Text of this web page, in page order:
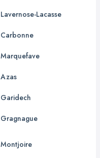
Lavernose-Lacasse
Carbonne
Marquefave
Azas
Garidech
Gragnague
Montjoire